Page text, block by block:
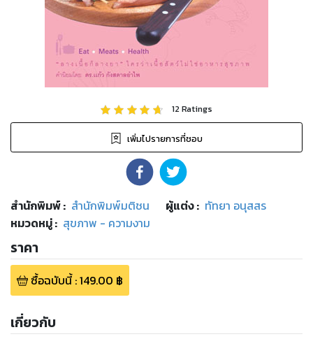
12Ratings
เพิ่มไปรายการที่ชอบ
สำนักพิมพ์: สำนักพิมพ์มติชน ผู้แต่ง : ทัทยา อนุสสร
หมวดหมู่: สุขภาพ - ความงาม
ราคา
ซื้อฉบับนี้:149.00 ฿
เกี่ยวกับ